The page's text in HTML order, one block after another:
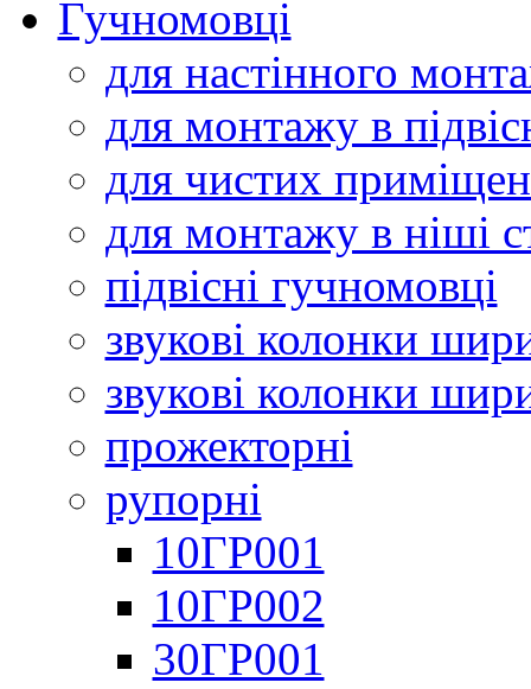
Гучномовці
для настінного
для монтажу в
для чистих
для монтажу в ніші
підвісні гучномовці
звукові колонки
звукові колонки
прожекторні
рупорні
10ГР001
10ГР002
30ГР001